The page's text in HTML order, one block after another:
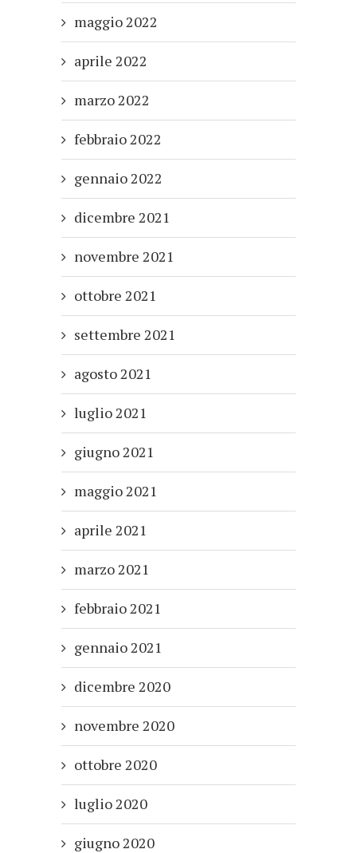
maggio 2022
aprile 2022
marzo 2022
febbraio 2022
gennaio 2022
dicembre 2021
novembre 2021
ottobre 2021
settembre 2021
agosto 2021
luglio 2021
giugno 2021
maggio 2021
aprile 2021
marzo 2021
febbraio 2021
gennaio 2021
dicembre 2020
novembre 2020
ottobre 2020
luglio 2020
giugno 2020